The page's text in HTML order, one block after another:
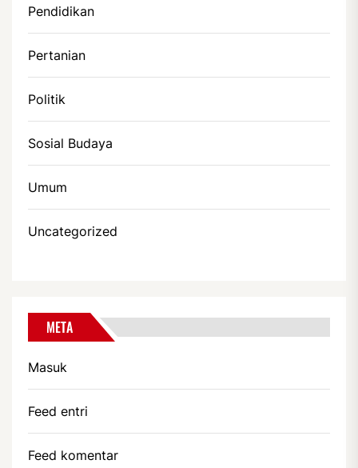
Pendidikan
Pertanian
Politik
Sosial Budaya
Umum
Uncategorized
META
Masuk
Feed entri
Feed komentar